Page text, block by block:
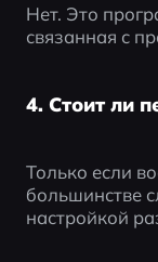
Нет. Это
связанная с
4. Стоит ли
Только если
большинстве
настройкой